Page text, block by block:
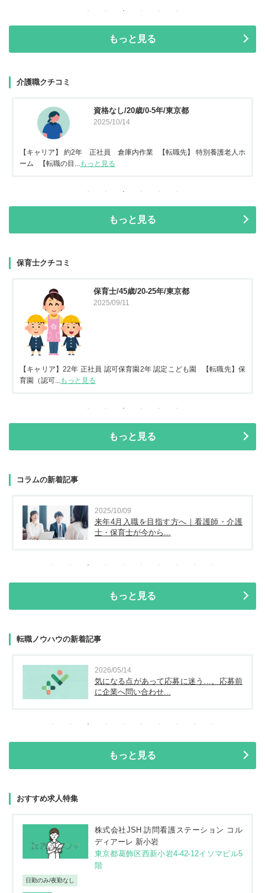
もっと見る
介護職クチコミ
資格なし/20歳/0-5年/東京都
2025/10/14
【キャリア】 約2年 正社員 倉庫内作業 【転職先】 特別養護老人ホ
ーム 【転職の目...もっと見る
もっと見る
保育士クチコミ
保育士/45歳/20-25年/東京都
2025/09/11
【キャリア】22年 正社員 認可保育園2年 認定こども園 【転職先】保
育園（認可...もっと見る
もっと見る
コラムの新着記事
2025/10/09
来年4月入職を目指す方へ｜看護師・介護
士・保育士が今から...
もっと見る
転職ノウハウの新着記事
2026/05/14
気になる点があって応募に迷う…。応募前
に企業へ問い合わせ...
もっと見る
おすすめ求人特集
株式会社JSH 訪問看護ステーション コル
ディアーレ 新小岩
東京都葛飾区西新小岩4-42-12イソマビル5
階
日勤のみ/夜勤なし